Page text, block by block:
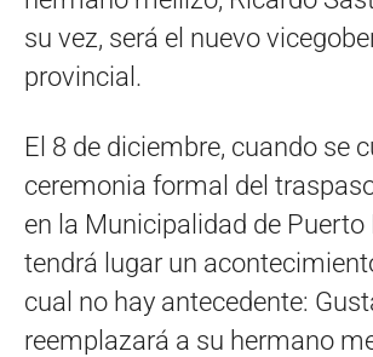
su vez, será el nuevo
provincial.
El 8 de diciembre, cuando se
ceremonia formal del
en la Municipalidad de Puerto
tendrá lugar un
cual no hay antecedente:
reemplazará a su hermano